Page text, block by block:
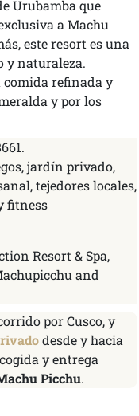
Urubamba que
a Machu
este resort es una
y naturaleza.
refinada y
y por los
jardín privado,
tejedores locales,
fitness
por Cusco, y
desde y hacia
y entrega
Picchu.